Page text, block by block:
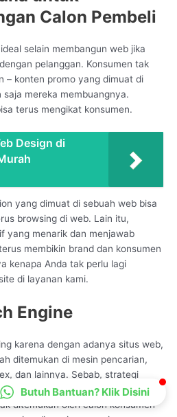
Calon Pembeli
selain membangun web jika
pelanggan. Konsumen tak
– konten promo yang dimuat di
mereka membuangnya.
terus mengikat konsumen.
Design di
yang dimuat di sebuah web bisa
browsing di web. Lain itu,
yang menarik dan menjawab
membikin brand dan konsumen
kenapa Anda tak perlu lagi
di layanan kami.
Engine
karena dengan adanya situs web,
ditemukan di mesin pencarian,
dan lainnya. Sebab, strategi
tidak akan membawa hasil
ditemukan oleh calon konsumen
Butuh Bantuan? Klik Disini